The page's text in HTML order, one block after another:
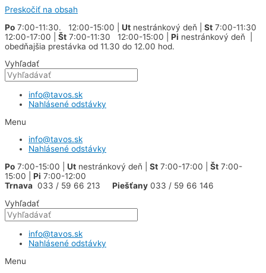
Preskočiť na obsah
Po 7:00-11:30. 12:00-15:00 | Ut nestránkový deň | St 7:00-11:30
12:00-17:00 | Št 7:00-11:30 12:00-15:00 | Pi nestránkový deň |
obedňajšia prestávka od 11.30 do 12.00 hod.
Vyhľadať
info@tavos.sk
Nahlásené odstávky
Menu
info@tavos.sk
Nahlásené odstávky
Po 7:00-15:00 | Ut nestránkový deň | St 7:00-17:00 | Št 7:00-
15:00 | Pi 7:00-12:00
Trnava 033 / 59 66 213 Piešťany 033 / 59 66 146
Vyhľadať
info@tavos.sk
Nahlásené odstávky
Menu